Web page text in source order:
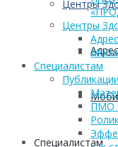
Центры
Cпециалистам
Центры
Cпециалистам
Публикации
ПМО